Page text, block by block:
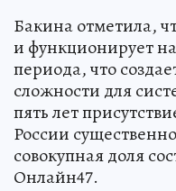
Бакина отметила,
и функционирует
периода, что
сложности для
пять лет
России
совокупная доля
Онлайн47.